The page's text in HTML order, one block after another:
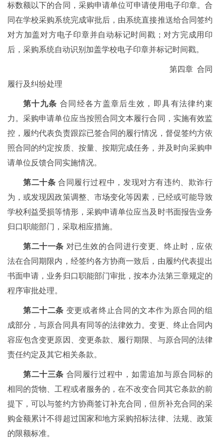
标数额以下的合同，采购申请单位可申请使用电子印章。合
同在学校采购系统完成审批后，由系统直接推送给合同签约
对方加盖对方电子印章并自动标记时间戳；对方完成用印
后，采购系统自动识别加盖学校电子印章并标记时间戳。
第四章 合同
履行及纠纷处理
第十九条 合同经各方盖章后生效，即具有法律约束
力。采购申请单位应当按照合同文本履行合同，实施有效监
控，履约代表负责跟踪已签合同的履行情况，督促签约方依
照合同的约定按质、按量、按期完成任务，并及时向采购申
请单位反馈合同实施情况。
第二十条 合同履行过程中，发现对方有违约、欺诈行
为，或发现因政策调整、市场变化等因素，已经或可能导致
学校利益受损等情形，采购申请单位应当及时书面报告业务
归口职能部门，采取相应措施。
第二十一条 对已生效的合同进行变更、终止时，应依
法在合同期限内，经签约各方协商一致后，由履约代表提出
书面申请，业务归口职能部门审批，按本办法第三章规定的
程序审批处理。
第二十二条 变更或者终止合同的文本作为原合同的组
成部分，与原合同具有同等的法律效力。变更、终止合同内
容应包含变更原因、变更条款、履行期限、与原合同的法律
责任约定及其它相关条款。
第二十三条 合同履行过程中，如需追加与原合同标的
相同的货物、工程或者服务的，在不改变合同其它条款的前
提下，可以与签约方协商签订补充合同，但所补充合同的采
购金额累计不得超过国家和地方采购招标法律、法规、政策
的限额标准。